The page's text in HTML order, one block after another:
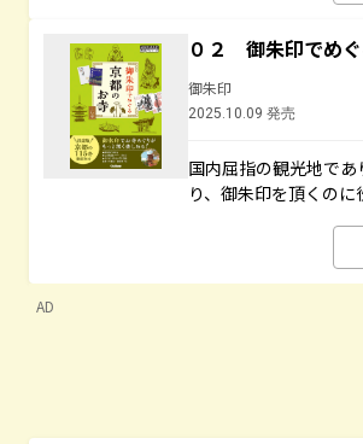
０２ 御朱印でめ
御朱印
2025.10.09 発売
国内屈指の観光地で
り、御朱印を頂くのに
AD